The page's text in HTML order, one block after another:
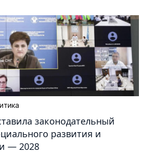
законодательный
развития и
— 2028